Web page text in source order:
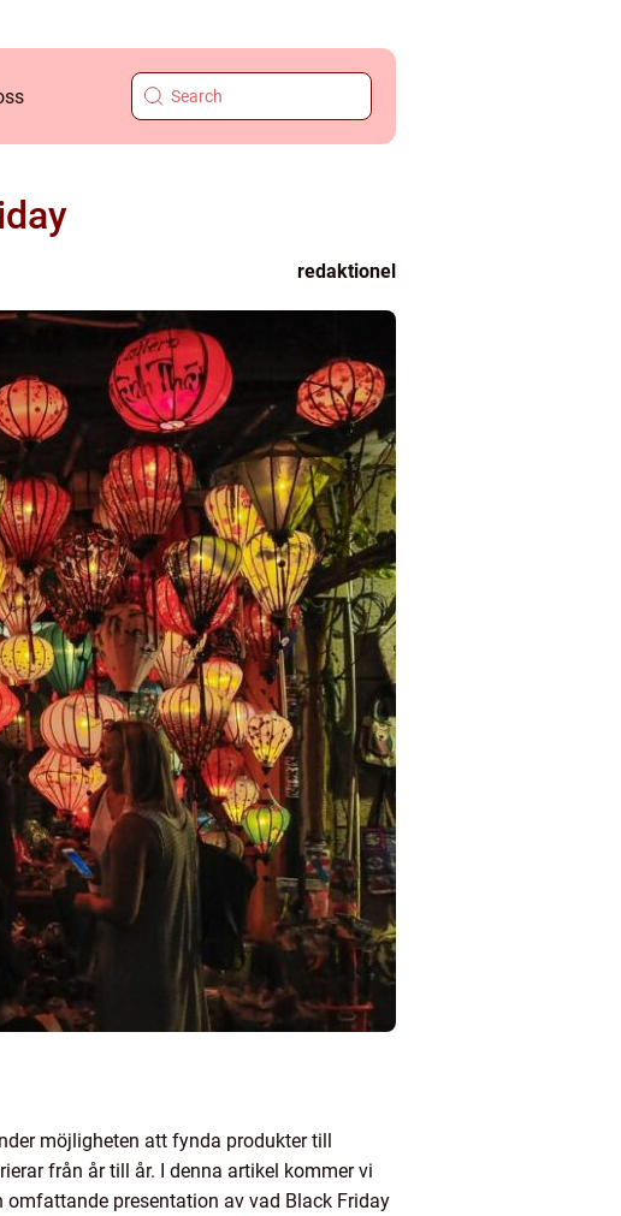
redaktionel
möjligheten att fynda produkter till
från år till år. I denna artikel kommer vi
presentation av vad Black Friday